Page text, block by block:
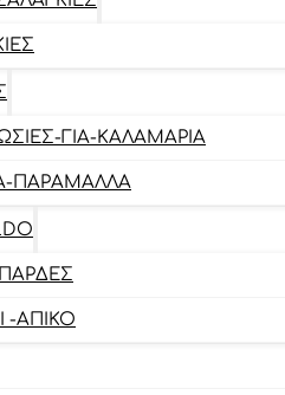
ΓΙΑ-ΚΑΛΑΜΆΡΙΑ
ΠΑΡΆΜΑΛΛΑ
-ΑΠΊΚΟ